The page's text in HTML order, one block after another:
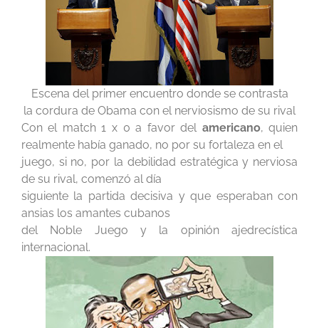
Escena del primer encuentro donde se contrasta
la cordura de Obama con el nerviosismo de su rival
Con el match 1 x 0 a favor del americano, quien
realmente había ganado, no por su fortaleza en el
juego, si no, por la debilidad estratégica y nerviosa
de su rival, comenzó al día
siguiente la partida decisiva y que esperaban con
ansias los amantes cubanos
del Noble Juego y la opinión ajedrecística
internacional.